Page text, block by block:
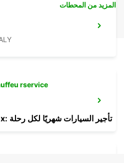
المزيد من المحطات
rservice
Europcar Flex: تأجير السيارات شهريًا لكل رحلة